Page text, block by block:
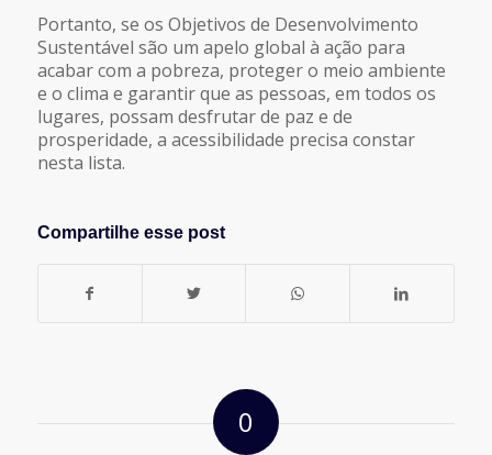
Portanto, se os Objetivos de Desenvolvimento
Sustentável são um apelo global à ação para
acabar com a pobreza, proteger o meio ambiente
e o clima e garantir que as pessoas, em todos os
lugares, possam desfrutar de paz e de
prosperidade, a acessibilidade precisa constar
nesta lista.
Compartilhe esse post
0